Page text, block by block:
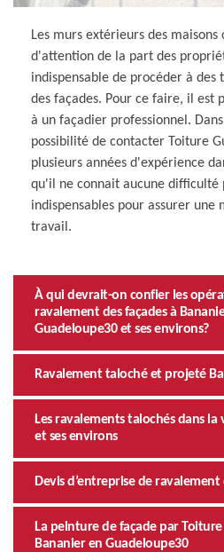
Les murs extérieurs des
d'attention de la part des
indispensable de procéder à
des façades. Pour ce faire, il est
à un façadier professionnel.
possibilité de contacter Toiture
plusieurs années d'expérience
qu'il ne connait aucune
indispensables pour assurer
travail.
À qui devrait-on confier les
ravalement des façades à
Guadeloupe30 et ses environs?
Ravalement taloché et projeté
Les ravalements talochés dans la
et ses environs
Devis d’entreprise de ravalement
La peinture de façade par
Bananier en Guadeloupe30